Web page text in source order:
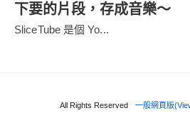
下要的片段，存成音樂～
SliceTube 是個 Yo...
All Rights Reserved 一般網頁版